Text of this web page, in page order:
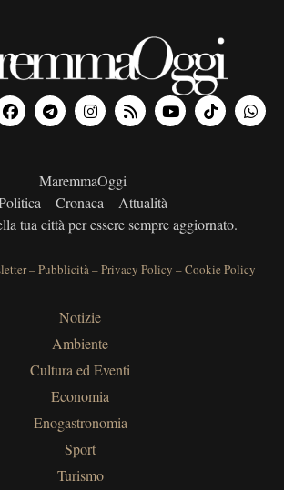
MaremmaOggi
– Cronaca – Attualità
tua città per essere sempre aggiornato.
–Pubblicità–Privacy Policy –Cookie Policy
Notizie
Ambiente
Cultura ed Eventi
Economia
Enogastronomia
Sport
Turismo